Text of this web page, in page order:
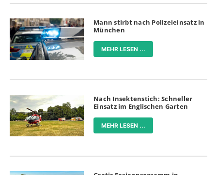
Mann stirbt nach Polizeieinsatz in
München
MEHR LESEN ...
Nach Insektenstich: Schneller
Einsatz im Englischen Garten
MEHR LESEN ...